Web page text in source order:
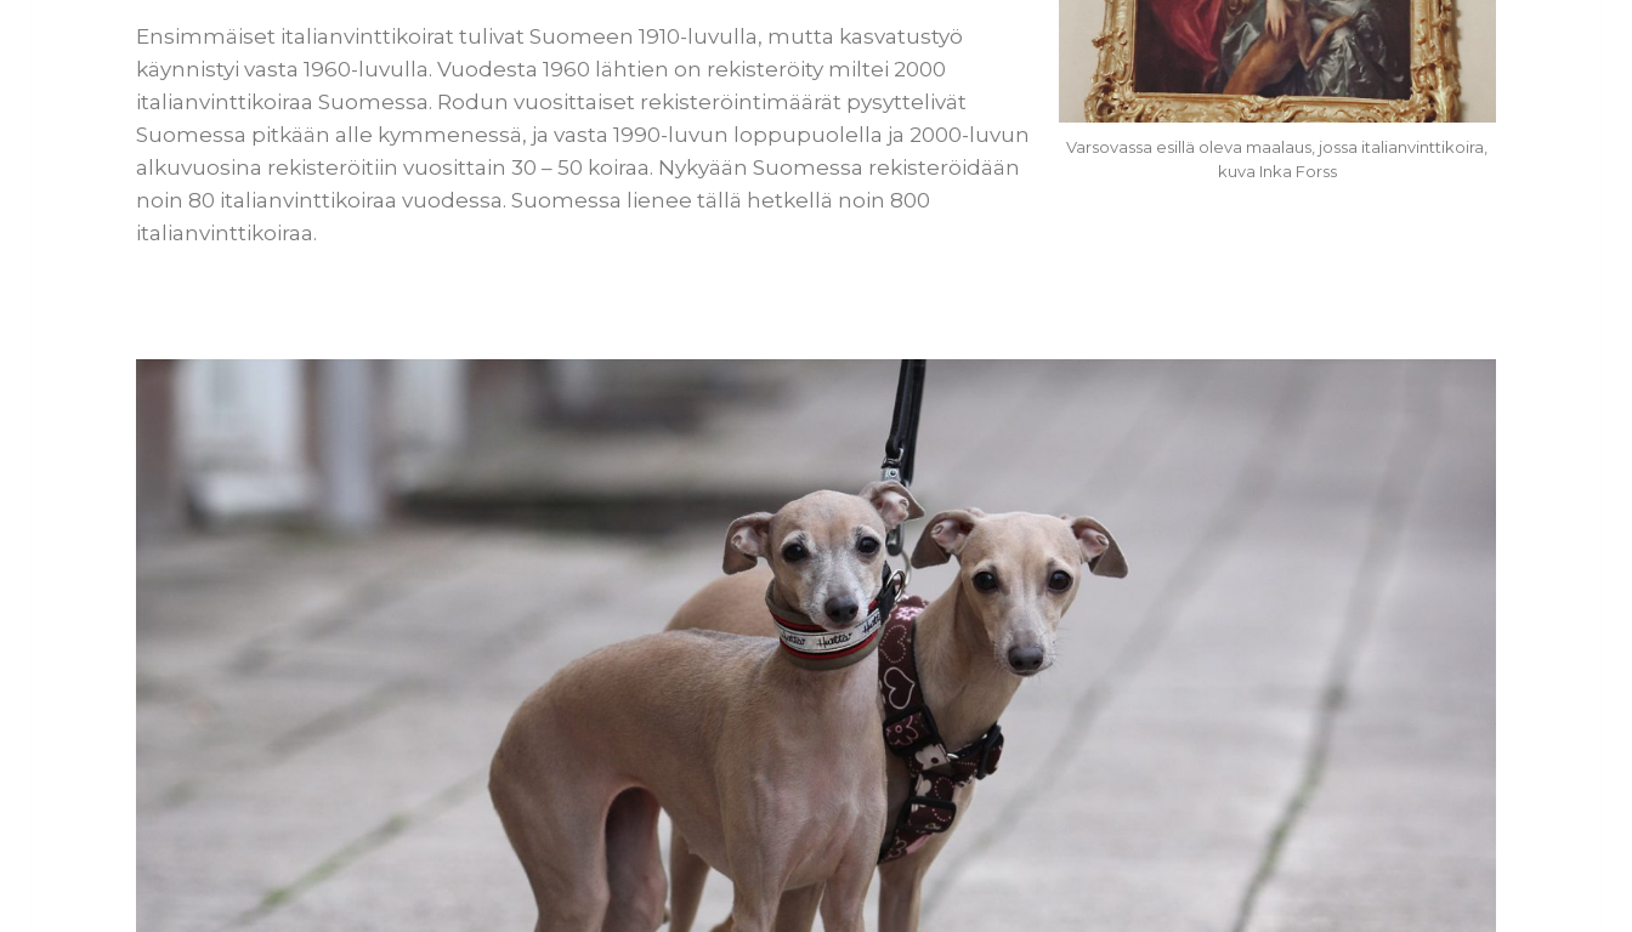
Ensimmäiset italianvinttikoirat tulivat Suomeen 1910-luvulla, mutta kasvatustyö
käynnistyi vasta 1960-luvulla. Vuodesta 1960 lähtien on rekisteröity miltei 2000
italianvinttikoiraa Suomessa. Rodun vuosittaiset rekisteröintimäärät pysyttelivät
Suomessa pitkään alle kymmenessä, ja vasta 1990-luvun loppupuolella ja 2000-luvun
alkuvuosina rekisteröitiin vuosittain 30 – 50 koiraa. Nykyään Suomessa rekisteröidään
noin 80 italianvinttikoiraa vuodessa. Suomessa lienee tällä hetkellä noin 800
italianvinttikoiraa.
Varsovassa esillä oleva maalaus, jossa italianvinttikoira,
kuva Inka Forss